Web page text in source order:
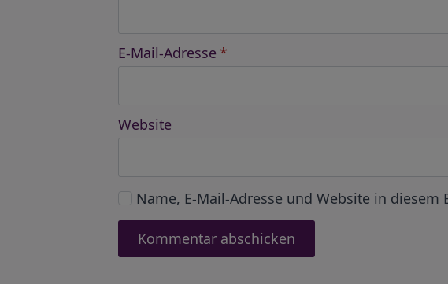
E-Mail-Adresse *
Website
Name, E-Mail-Adresse und Website in